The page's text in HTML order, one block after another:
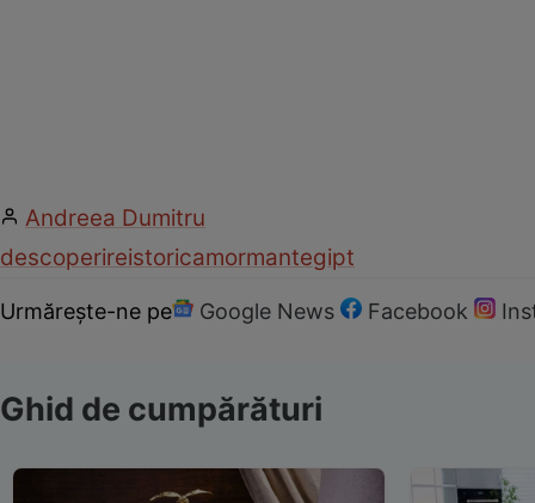
Andreea Dumitru
descoperireistoricamormantegipt
Urmărește-ne pe Google News Facebook
Ghid de cumpărături